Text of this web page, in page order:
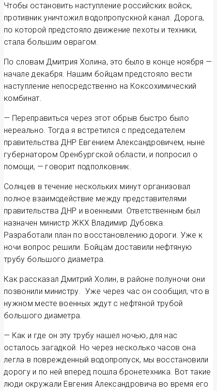
Чтобы остановить наступление российских войск,
противник уничтожил водопропускной канал. Дорога,
по которой предстояло движение пехоты и техники,
стала большим оврагом.
По словам Дмитрия Холина, это было в конце ноября —
начале декабря. Нашим бойцам предстояло вести
наступление непосредственно на Коксохимический
комбинат.
— Переправиться через этот обрыв быстро было
нереально. Тогда я встретился с председателем
правительства ДНР Евгением Александровичем, ныне
губернатором Оренбургской области, и попросил о
помощи, — говорит подполковник.
Солнцев в течение нескольких минут организовал
полное взаимодействие между представителями
правительства ДНР и военными. Ответственным был
назначен министр ЖКХ Владимир Дубовка.
Разработали план по восстановлению дороги. Уже к
ночи вопрос решили. Бойцам доставили нефтяную
трубу большого диаметра.
Как рассказал Дмитрий Холин, в районе полуночи они
позвонили министру. Уже через час он сообщил, что в
нужном месте военных ждут с нефтяной трубой
большого диаметра.
— Как и где он эту трубу нашел ночью, для нас
осталось загадкой. Но через несколько часов она
легла в поврежденный водопропуск, мы восстановили
дорогу и по ней вперед пошла бронетехника. Вот такие
люди окружали Евгения Александровича во время его